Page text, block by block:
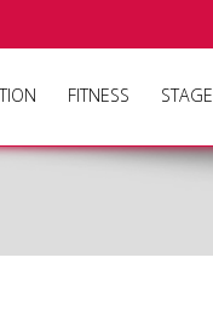
FITNESS